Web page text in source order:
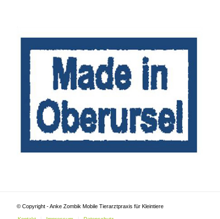
© Copyright - Anke Zombik Mobile Tierarztpraxis für Kleintiere